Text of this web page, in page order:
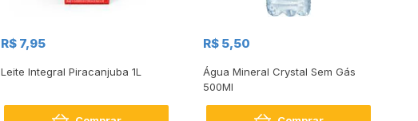
R$ 7,95
Leite Integral Piracanjuba 1L
R$ 5,50
Água Mineral Crystal Sem Gás
500Ml